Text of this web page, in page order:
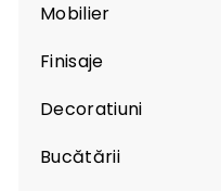
Mobilier
Expand
submenu
Finisaje
Expand
submenu
Decoratiuni
Expand
submenu
Bucătării